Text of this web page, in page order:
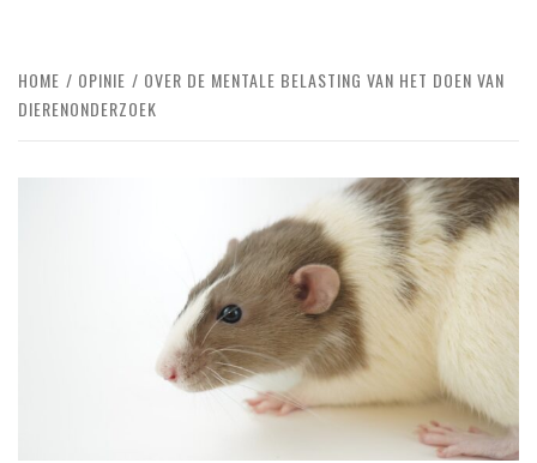
HOME OPINIE
OVER DE MENTALE BELASTING VAN HET DOEN VAN
DIERENONDERZOEK